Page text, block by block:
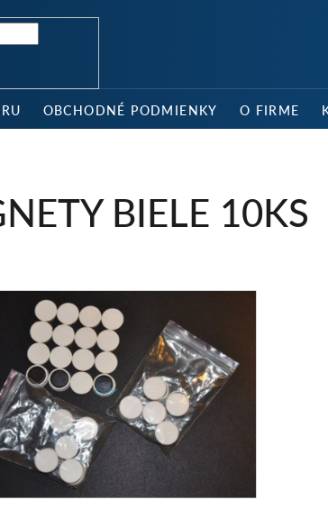
OBCHODNÉ PODMIENKY O FIRME
BIELE 10KS